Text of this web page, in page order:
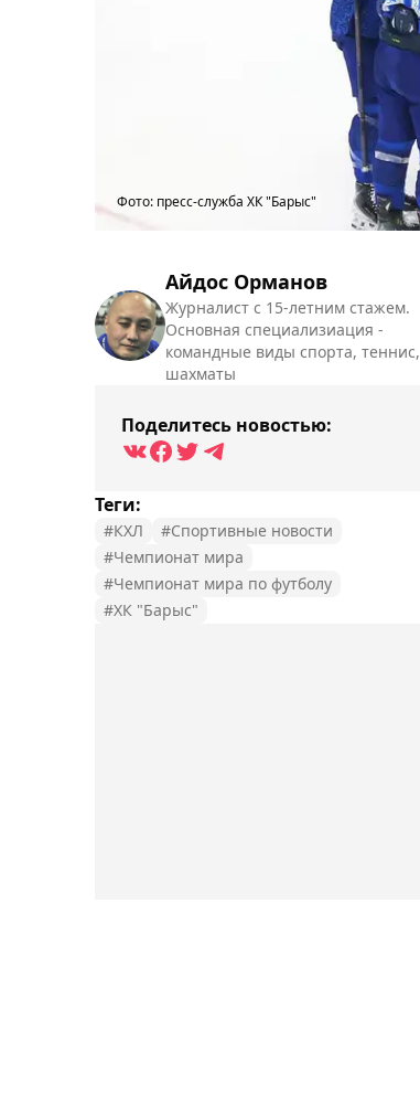
Фото: пресс-служба ХК "Барыс"
Айдос Орманов
Журналист с 15-летним стажем.
Основная специализиация -
командные виды спорта, теннис,
шахматы
Поделитесь новостью:
Теги:
#КХЛ
#Спортивные новости
#Чемпионат мира
#Чемпионат мира по футболу
#ХК "Барыс"